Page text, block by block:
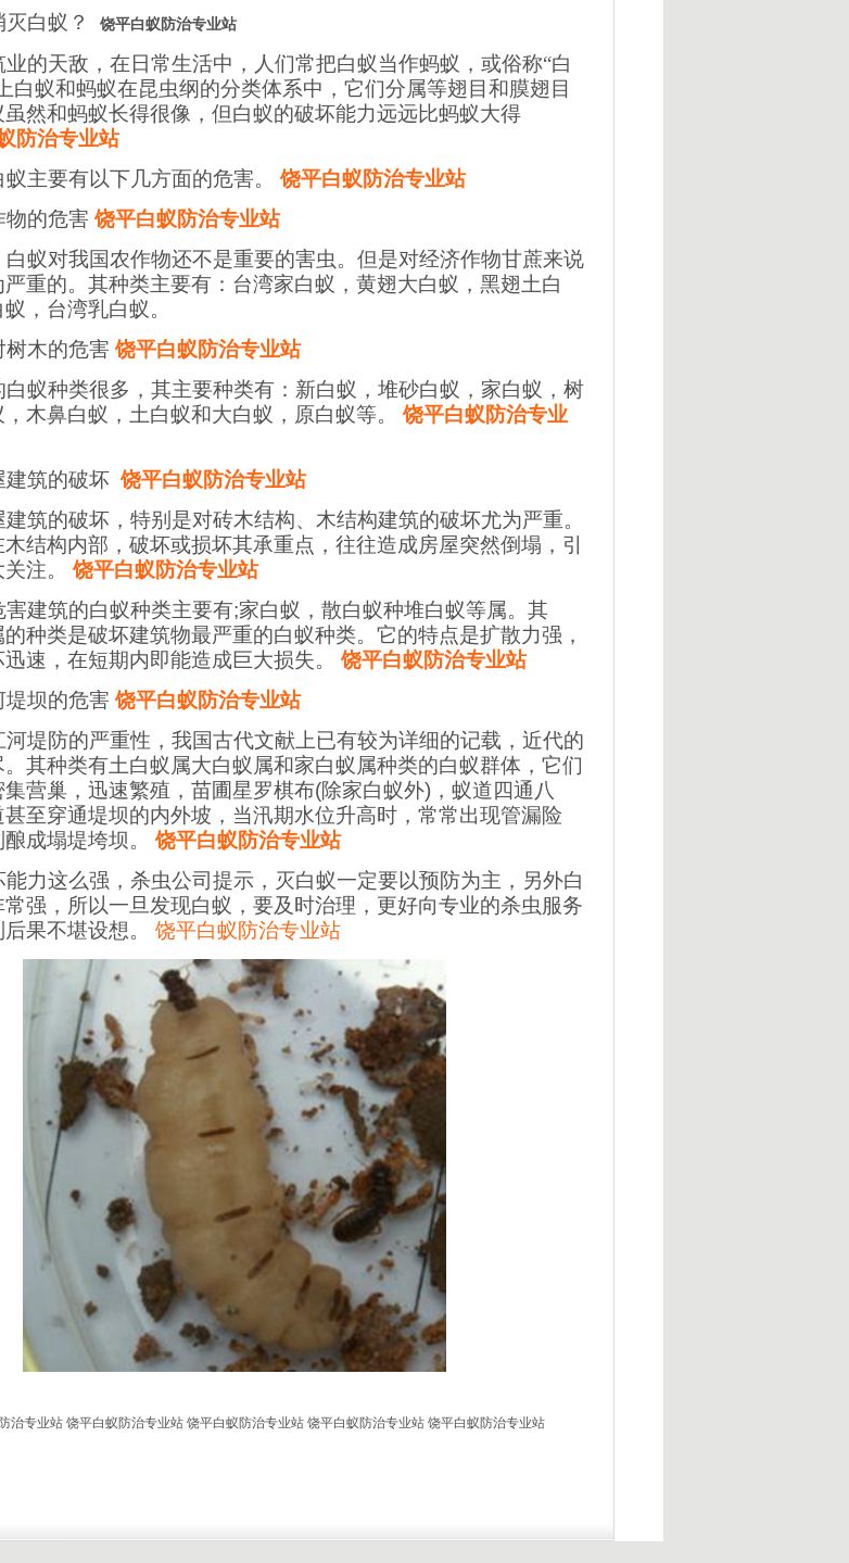
灭白蚁？ 饶平白蚁防治专业站
业的天敌，在日常生活中，人们常把白蚁当作蚂蚁，或俗称“白
白蚁和蚂蚁在昆虫纲的分类体系中，它们分属等翅目和膜翅目
然和蚂蚁长得很像，但白蚁的破坏能力远远比蚂蚁大得
防治专业站
蚁主要有以下几方面的危害。饶平白蚁防治专业站
物的危害饶平白蚁防治专业站
白蚁对我国农作物还不是重要的害虫。但是对经济作物甘蔗来说
重的。其种类主要有：台湾家白蚁，黄翅大白蚁，黑翅土白
，台湾乳白蚁。
树木的危害饶平白蚁防治专业站
白蚁种类很多，其主要种类有：新白蚁，堆砂白蚁，家白蚁，树
，木鼻白蚁，土白蚁和大白蚁，原白蚁等。饶平白蚁防治专业
建筑的破坏饶平白蚁防治专业站
筑的破坏，特别是对砖木结构、木结构建筑的破坏尤为严重。
结构内部，破坏或损坏其承重点，往往造成房屋突然倒塌，引
关注。饶平白蚁防治专业站
害建筑的白蚁种类主要有;家白蚁，散白蚁种堆白蚁等属。其
种类是破坏建筑物最严重的白蚁种类。它的特点是扩散力强，
迅速，在短期内即能造成巨大损失。饶平白蚁防治专业站
堤坝的危害饶平白蚁防治专业站
河堤防的严重性，我国古代文献上已有较为详细的记载，近代的
其种类有土白蚁属大白蚁属和家白蚁属种类的白蚁群体，它们
营巢，迅速繁殖，苗圃星罗棋布(除家白蚁外) ，蚁道四通八
至穿通堤坝的内外坡，当汛期水位升高时，常常出现管漏险
酿成塌堤垮坝。饶平白蚁防治专业站
能力这么强，杀虫公司提示，灭白蚁一定要以预防为主，另外白
强，所以一旦发现白蚁，要及时治理，更好向专业的杀虫服务
果不堪设想。 饶平白蚁防治专业站
治专业站 饶平白蚁防治专业站 饶平白蚁防治专业站 饶平白蚁防治专业站 饶平白蚁防治专业站